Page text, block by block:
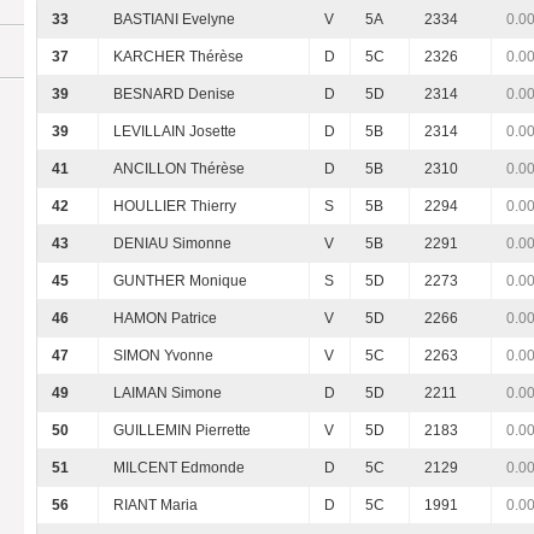
33 BASTIANI Evelyne V 5A 2334 0.00
37 KARCHER Thérèse D 5C 2326 0.00
39 BESNARD Denise D 5D 2314 0.00
39 LEVILLAIN Josette D 5B 2314 0.00
41 ANCILLON Thérèse D 5B 2310 0.00
42 HOULLIER Thierry S 5B 2294 0.00
43 DENIAU Simonne V 5B 2291 0.00
45 GUNTHER Monique S 5D 2273 0.00
46 HAMON Patrice V 5D 2266 0.00
47 SIMON Yvonne V 5C 2263 0.00
49 LAIMAN Simone D 5D 2211 0.00
50 GUILLEMIN Pierrette V 5D 2183 0.00
51 MILCENT Edmonde D 5C 2129 0.00
56 RIANT Maria D 5C 1991 0.00